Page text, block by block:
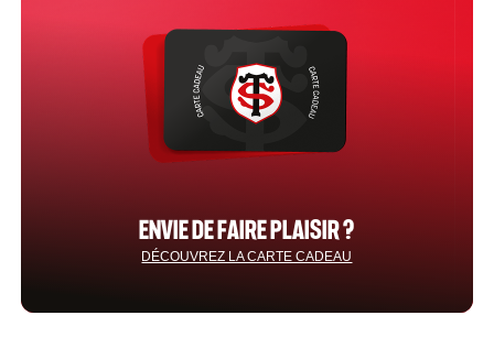
ENVIE DE FAIRE PLAISIR ?
DÉCOUVREZ LA CARTE CADEAU